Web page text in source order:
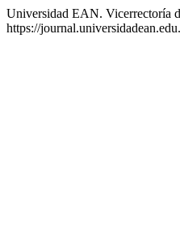
Universidad EAN. Vicerrectoría
https://